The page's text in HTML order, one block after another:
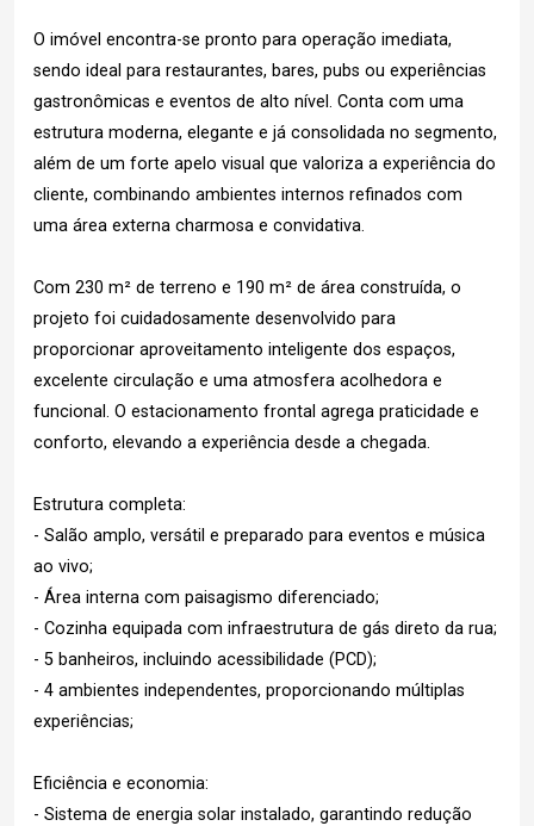
O imóvel encontra-se pronto para operação imediata,
sendo ideal para restaurantes, bares, pubs ou experiências
gastronômicas e eventos de alto nível. Conta com uma
estrutura moderna, elegante e já consolidada no segmento,
além de um forte apelo visual que valoriza a experiência do
cliente, combinando ambientes internos refinados com
uma área externa charmosa e convidativa.
Com 230 m² de terreno e 190 m² de área construída, o
projeto foi cuidadosamente desenvolvido para
proporcionar aproveitamento inteligente dos espaços,
excelente circulação e uma atmosfera acolhedora e
funcional. O estacionamento frontal agrega praticidade e
conforto, elevando a experiência desde a chegada.
Estrutura completa:
- Salão amplo, versátil e preparado para eventos e música
ao vivo;
- Área interna com paisagismo diferenciado;
- Cozinha equipada com infraestrutura de gás direto da rua;
- 5 banheiros, incluindo acessibilidade (PCD);
- 4 ambientes independentes, proporcionando múltiplas
experiências;
Eficiência e economia:
- Sistema de energia solar instalado, garantindo redução